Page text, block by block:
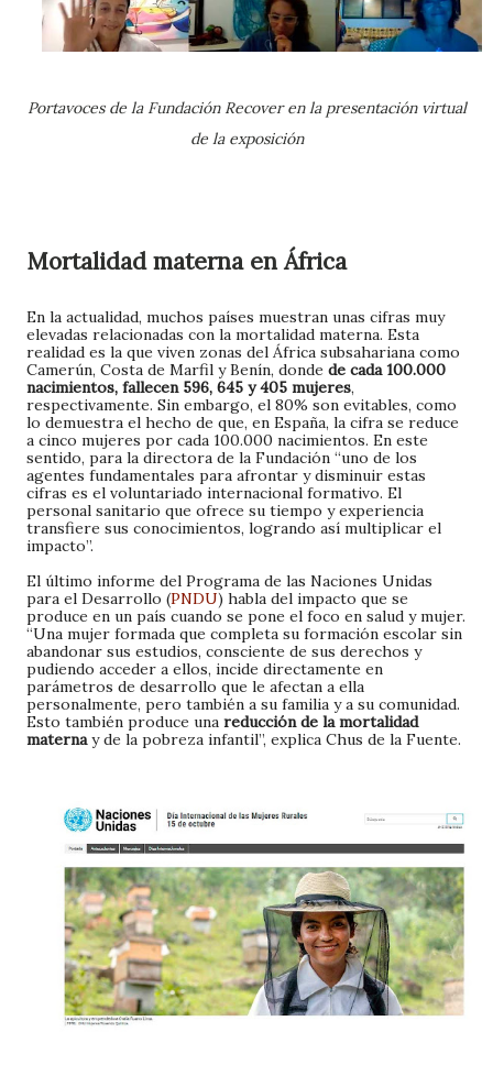
Portavoces de la Fundación Recover en la presentación virtual
de la exposición
Mortalidad materna en África
En la actualidad, muchos países muestran unas cifras muy
elevadas relacionadas con la mortalidad materna. Esta
realidad es la que viven zonas del África subsahariana como
Camerún, Costa de Marfil y Benín, donde de cada 100.000
nacimientos, fallecen 596, 645 y 405 mujeres,
respectivamente. Sin embargo, el 80% son evitables, como
lo demuestra el hecho de que, en España, la cifra se reduce
a cinco mujeres por cada 100.000 nacimientos. En este
sentido, para la directora de la Fundación “uno de los
agentes fundamentales para afrontar y disminuir estas
cifras es el voluntariado internacional formativo. El
personal sanitario que ofrece su tiempo y experiencia
transfiere sus conocimientos, logrando así multiplicar el
impacto”.
El último informe del Programa de las Naciones Unidas
para el Desarrollo (PNDU) habla del impacto que se
produce en un país cuando se pone el foco en salud y mujer.
“Una mujer formada que completa su formación escolar sin
abandonar sus estudios, consciente de sus derechos y
pudiendo acceder a ellos, incide directamente en
parámetros de desarrollo que le afectan a ella
personalmente, pero también a su familia y a su comunidad.
Esto también produce una reducción de la mortalidad
maternay de la pobreza infantil”, explica Chus de la Fuente.